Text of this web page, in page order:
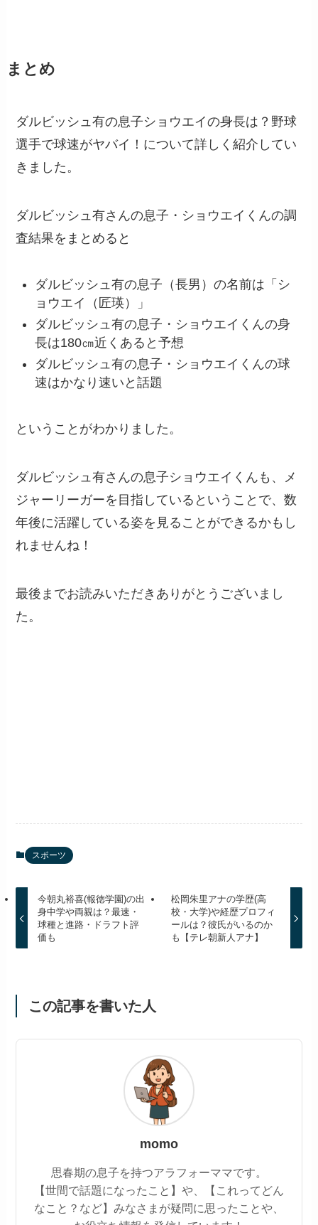
まとめ
ダルビッシュ有の息子ショウエイの身長は？野球
選手で球速がヤバイ！について詳しく紹介してい
きました。
ダルビッシュ有さんの息子・ショウエイくんの調
査結果をまとめると
ダルビッシュ有の息子（長男）の名前は「シ
ョウエイ（匠瑛）」
ダルビッシュ有の息子・ショウエイくんの身
長は180㎝近くあると予想
ダルビッシュ有の息子・ショウエイくんの球
速はかなり速いと話題
ということがわかりました。
ダルビッシュ有さんの息子ショウエイくんも、メ
ジャーリーガーを目指しているということで、数
年後に活躍している姿を見ることができるかもし
れませんね！
最後までお読みいただきありがとうございまし
た。
スポーツ
今朝丸裕喜(報徳学園)の出
身中学や両親は？最速・
球種と進路・ドラフト評
価も
松岡朱里アナの学歴(高
校・大学)や経歴プロフィ
ールは？彼氏がいるのか
も【テレ朝新人アナ】
この記事を書いた人
momo
思春期の息子を持つアラフォーママです。
【世間で話題になったこと】や、【これってどん
なこと？など】みなさまが疑問に思ったことや、